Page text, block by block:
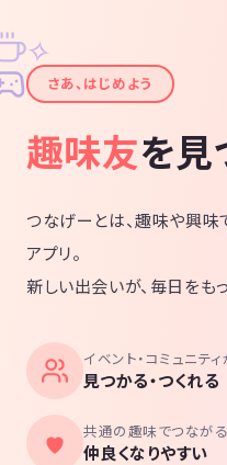
✦
✧
さあ、はじめよう
趣味友を見
つなげーとは、趣味や興味
アプリ。
新しい出会いが、毎日をもっ
イベント・コミュニティ
見つかる・つくれる
共通の趣味でつなが
仲良くなりやすい